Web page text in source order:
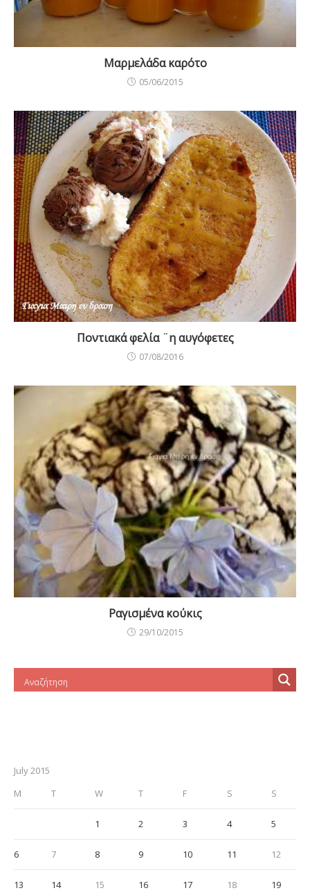
Μαρμελάδα καρότο
05/06/2015
Ποντιακά φελία ¨η αυγόφετες
07/08/2016
Ραγισμένα κούκις
29/10/2015
July 2015
M
T W T F S S
1 2 3 4 5
6 7 8 9 10 11 12
13 14 15 16 17 18 19